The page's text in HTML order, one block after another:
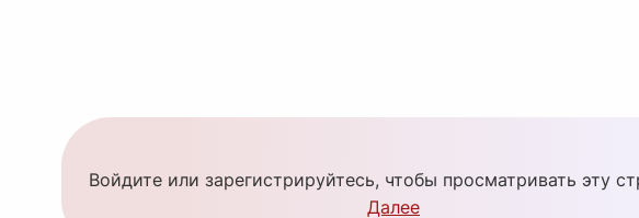
Войдите или зарегистрируйтесь, чтобы просматривать эту
Далее